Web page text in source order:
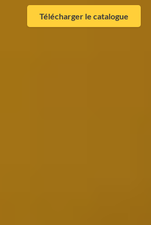
Télécharger le catalogue